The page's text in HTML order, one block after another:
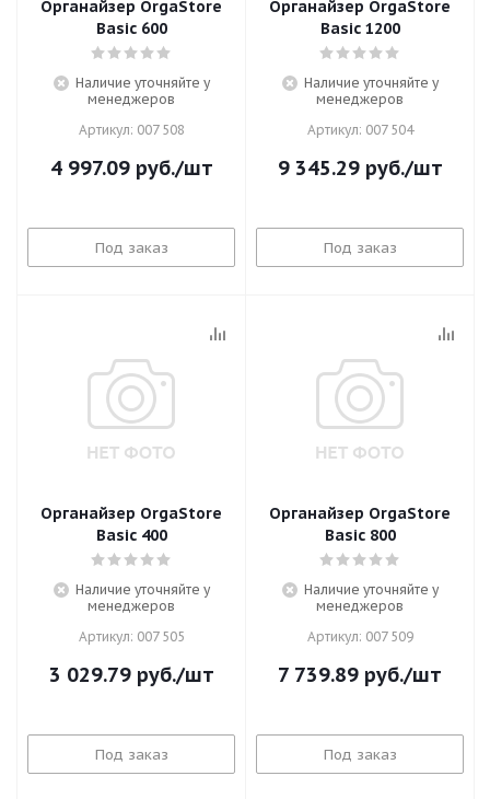
Органайзер OrgaStore
Basic 600
Наличие уточняйте у
менеджеров
Артикул: 007 508
4 997.09руб./шт
Под заказ
Органайзер OrgaStore
Basic 1200
Наличие уточняйте у
менеджеров
Артикул: 007 504
9 345.29руб./шт
Под заказ
Органайзер OrgaStore
Basic 400
Наличие уточняйте у
менеджеров
Артикул: 007 505
3 029.79руб./шт
Под заказ
Органайзер OrgaStore
Basic 800
Наличие уточняйте у
менеджеров
Артикул: 007 509
7 739.89 руб./шт
Под заказ